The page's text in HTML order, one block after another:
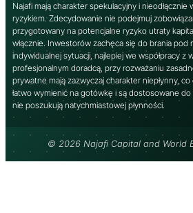
Najafi mają charakter spekulacyjny i nieodłącznie
ryzykiem. Zdecydowanie nie podejmuj
przygotowany na potencjalne ryzyko utraty
włącznie. Inwestorów zachęca się do brania pod
indywidualnej sytuacji, najlepiej we współpracy z
profesjonalnym doradcą, przy rozważaniu
prywatne mają zazwyczaj charakter niepłynny,
łatwo wymienić na gotówkę i są dostosowane
nie poszukują natychmiastowej płynności.
© 2026 Najafi Capital and World